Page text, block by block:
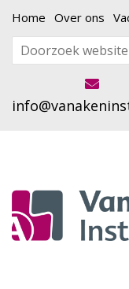
Home Over ons